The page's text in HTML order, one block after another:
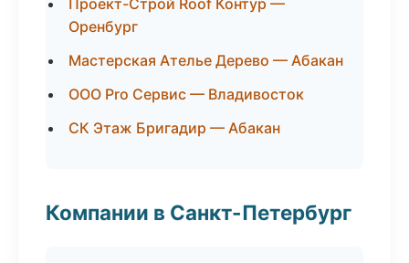
Проект-Строй Roof Контур —
Оренбург
Мастерская Ателье Дерево — Абакан
ООО Pro Сервис — Владивосток
СК Этаж Бригадир — Абакан
Компании в Санкт-Петербург